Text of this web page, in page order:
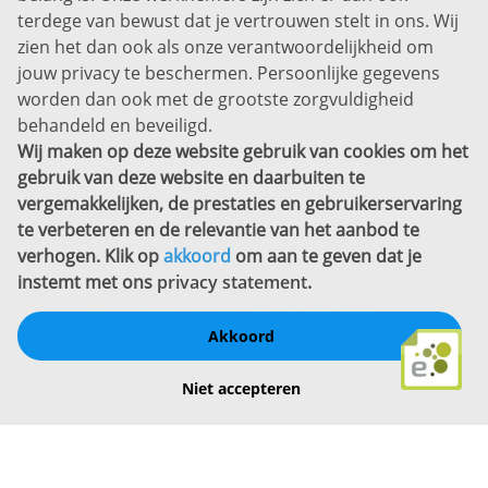
Disclaimer
Privacyverklaring
Sitemap
Copyright
Bekijk ook eens
terdege van bewust dat je vertrouwen stelt in ons. Wij
zien het dan ook als onze verantwoordelijkheid om
jouw privacy te beschermen. Persoonlijke gegevens
worden dan ook met de grootste zorgvuldigheid
behandeld en beveiligd.
Wij maken op deze website gebruik van cookies om het
gebruik van deze website en daarbuiten te
vergemakkelijken, de prestaties en gebruikerservaring
te verbeteren en de relevantie van het aanbod te
verhogen. Klik opakkoord om aan te geven dat je
instemt met ons privacy statement.
Akkoord
Niet accepteren